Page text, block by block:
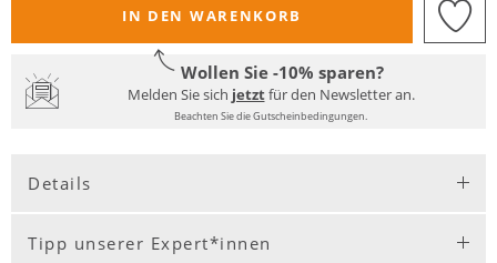
IN DEN WARENKORB
Wollen Sie -10% sparen?
Melden Sie sich jetztfür den Newsletter an.
Beachten Sie die Gutscheinbedingungen.
Details
Tipp unserer Expert*innen